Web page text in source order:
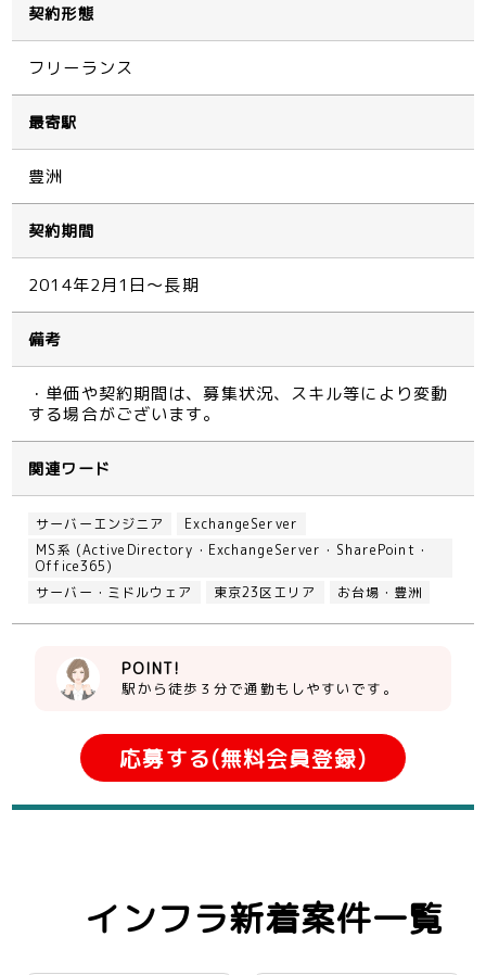
契約形態
フリーランス
最寄駅
豊洲
契約期間
2014年2月1日～長期
備考
・単価や契約期間は、募集状況、スキル等により変動
する場合がございます。
関連ワード
サーバーエンジニア
ExchangeServer
MS系 (ActiveDirectory・ExchangeServer・SharePoint・
Office365)
サーバー・ミドルウェア
東京23区エリア お台場・豊洲
POINT!
駅から徒歩３分で通勤もしやすいです。
応募する(無料会員登録)
インフラ新着案件一覧